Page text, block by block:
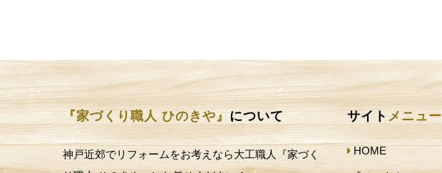
『家づくり職人 ひのきや』 について
神戸近郊でリフォームをお考えなら大工職人『家づく
サイト メニュー
HOME